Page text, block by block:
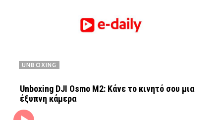
LGBTQI+
LIFE
Food
UNBOXING
Unboxing DJI Osmo M2: Κάνε το κινητό σου μια
έξυπνη κάμερα